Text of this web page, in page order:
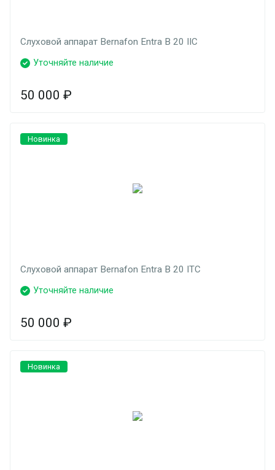
Слуховой аппарат Bernafon Entra B 20 IIC
Уточняйте наличие
50 000 ₽
Слуховой аппарат Bernafon Entra B 20 ITC
Новинка
Уточняйте наличие
50 000 ₽
Новинка